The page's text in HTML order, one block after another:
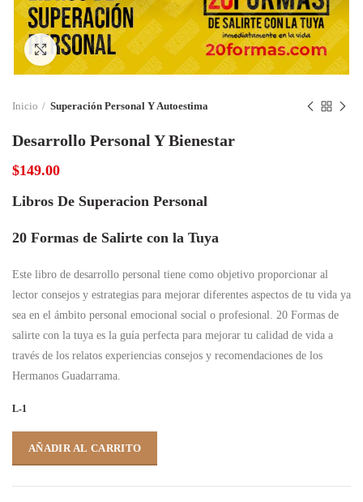
Click to enlarge
Inicio Superación Personal Y Autoestima
Desarrollo Personal Y Bienestar
$149.00
Libros De Superacion Personal
20 Formas de Salirte con la Tuya
Este libro de desarrollo personal tiene como objetivo proporcionar al
lector consejos y estrategias para mejorar diferentes aspectos de tu vida ya
sea en el ámbito personal emocional social o profesional. 20 Formas de
salirte con la tuya es la guía perfecta para mejorar tu calidad de vida a
través de los relatos experiencias consejos y recomendaciones de los
Hermanos Guadarrama.
L-1
AÑADIR AL CARRITO